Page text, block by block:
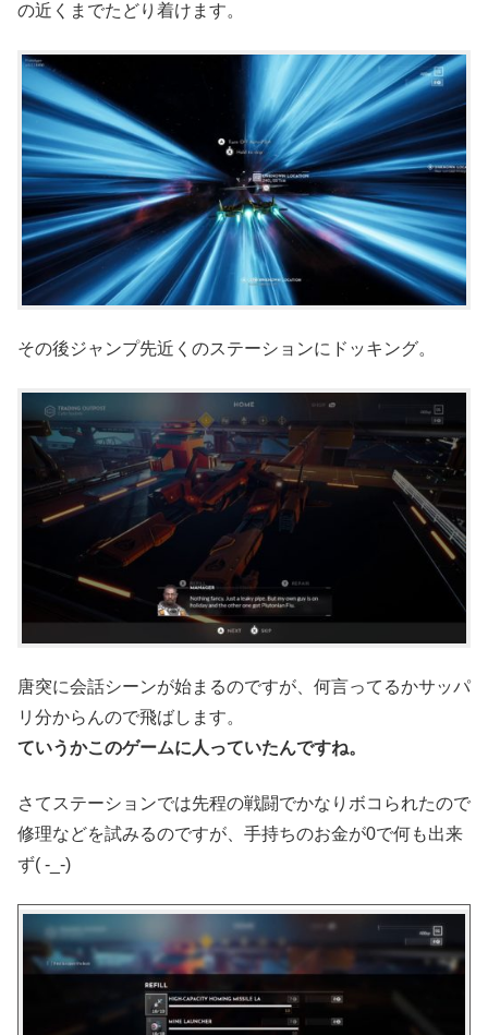
の近くまでたどり着けます。
その後ジャンプ先近くのステーションにドッキング。
唐突に会話シーンが始まるのですが、何言ってるかサッパ
リ分からんので飛ばします。
ていうかこのゲームに人っていたんですね。
さてステーションでは先程の戦闘でかなりボコられたので
修理などを試みるのですが、手持ちのお金が0で何も出来
ず( -_-)